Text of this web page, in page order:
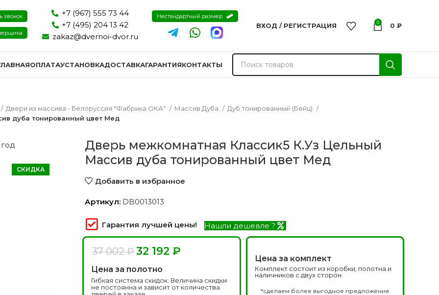
звонок
+7 (967) 555 73 44
+7 (495) 204 13 42
zakaz@dvernoi-dvor.ru
Нестандартный размер
ВХОД / РЕГИСТРАЦИЯ 0 0 ₽
2744 моделей 5 моделей
Белоруссия фабрика
1640 моделей
ОПЛАТАУСТАНОВКАДОСТАВКАГАРАНТИЯКОНТАКТЫ
Двери из массива - Белоруссия "Фабрика ОКА" Массив Дуба
Дуб тонированный (Бейц)
дуба тонированный цвет Мед
СКИДКА
Дверь межкомнатная Классик5 К.Уз Цельный
Массив дуба тонированный цвет Мед
Добавить в избранное
Артикул: DB0013013
Гарантия лучшей цены! Нашли дешевле ?
37 002₽32 192₽
Цена за полотно
Гибкая система скидок. Величина скидки
не постоянна и зависит от количества
Цена за комплект
Комплект состоит из коробки, полотна и
наличников с двух сторон.
*сделаем более выгодное предложение